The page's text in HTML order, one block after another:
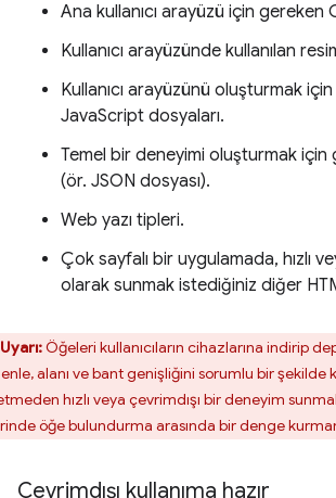
Ana kullanıcı arayüzü için gereken
Kullanıcı arayüzünde kullanılan
Kullanıcı arayüzünü oluşturmak
JavaScript dosyaları.
Temel bir deneyimi oluşturmak için
(ör. JSON dosyası).
Web yazı tipleri.
Çok sayfalı bir uygulamada, hızlı
olarak sunmak istediğiniz diğer
Uyarı:Öğeleri kullanıcıların cihazlarına indirip
alanı ve bant genişliğini sorumlu bir şekilde
hızlı veya çevrimdışı bir deneyim
öğe bulundurma arasında bir denge
Çevrimdışı kullanıma hazır